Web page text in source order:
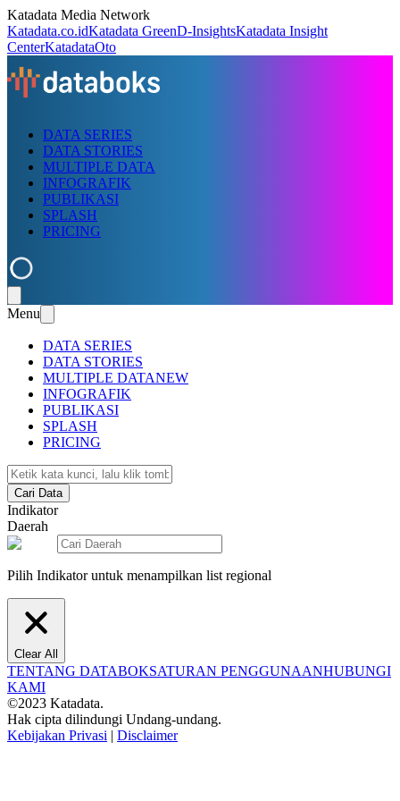
Katadata Media Network
Katadata.co.idKatadata GreenD-InsightsKatadata Insight
CenterKatadataOto
DATA SERIES
DATA STORIES
MULTIPLE DATA
INFOGRAFIK
PUBLIKASI
SPLASH
PRICING
Menu
DATA SERIES
DATA STORIES
MULTIPLE DATANEW
INFOGRAFIK
PUBLIKASI
SPLASH
PRICING
Cari Data
Indikator
Daerah
Pilih Indikator untuk menampilkan list regional
Clear All
TENTANG DATABOKSATURAN PENGGUNAANHUBUNGI
KAMI
©2023 Katadata.
Hak cipta dilindungi Undang-undang.
Kebijakan Privasi | Disclaimer